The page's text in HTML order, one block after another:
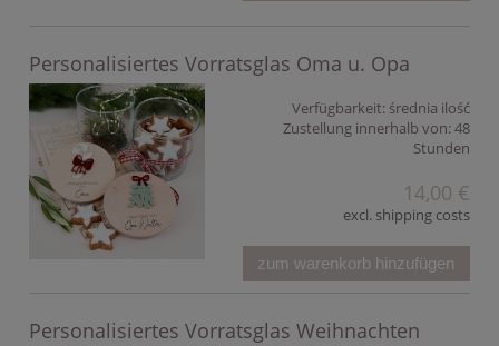
Personalisiertes Vorratsglas Oma u. Opa
Verfügbarkeit: średnia ilość
Zustellung innerhalb von:48
Stunden
14,00 €
excl. shipping costs
zum warenkorb hinzufügen
Personalisiertes Vorratsglas Weihnachten